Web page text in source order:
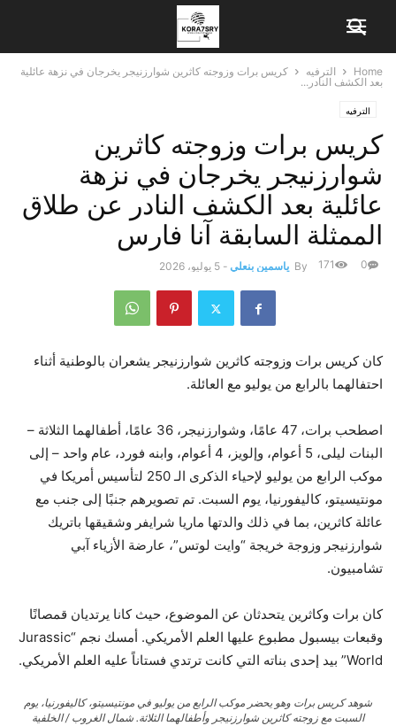
Home الترفيه
كريس برات وزوجته كاثرين شوارزنيجر يخرجان في نزهة عائلية
بعد الكشف النادر...
الترفيه
كريس برات وزوجته كاثرين
شوارزنيجر يخرجان في نزهة
عائلية بعد الكشف النادر عن طلاق
الممثلة السابقة آنا فارس
By ياسمين بنعلي - 5 يوليو، 2026 0
171
كان كريس برات وزوجته كاثرين شوارزنيجر يشعران بالوطنية أثناء
احتفالهما بالرابع من يوليو مع العائلة.
اصطحب برات، 47 عامًا، وشوارزنيجر، 36 عامًا، أطفالهما الثلاثة –
البنات ليلى، 5 أعوام، وإلويز، 4 أعوام، وابنه فورد، عام واحد – إلى
موكب الرابع من يوليو لإحياء الذكرى الـ 250 لتأسيس أمريكا في
مونتيسيتو، كاليفورنيا، يوم السبت. تم تصويرهم جنبًا إلى جنب مع
عائلة كاثرين، بما في ذلك والدتها ماريا شرايفر وشقيقها باتريك
شوارزنيجر وزوجة خريجة “وايت لوتس”، عارضة الأزياء آبي
تشامبيون.
كان برات وكاثرين يتحدثان عن الموضوع، حيث كانا يرتديان قمصانًا
وقبعات بيسبول مطبوع عليها العلم الأمريكي. أمسك نجم “Jurassic
World” بيد إحدى بناته التي كانت ترتدي فستاناً عليه العلم الأمريكي.
شوهد كريس برات وهو يحضر موكب الرابع من يوليو في مونتيسيتو، كاليفورنيا، يوم
السبت مع زوجته كاثرين شوارزنيجر وأطفالهما الثلاثة. شمال الغروب / الخلفية